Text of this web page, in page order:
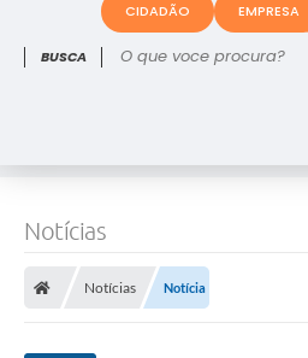
O que voce procura?
CIDADÃO EMPRESA
Notícias
Notícias Notícia